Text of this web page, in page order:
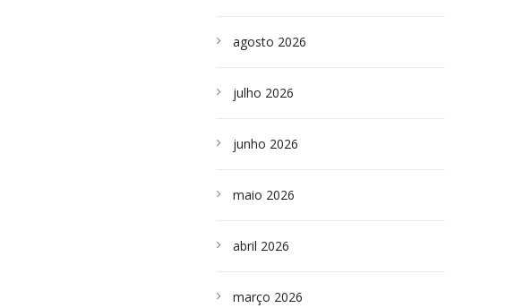
agosto 2026
julho 2026
junho 2026
maio 2026
abril 2026
março 2026